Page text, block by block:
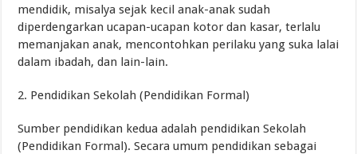
mendidik, misalya sejak kecil anak-anak sudah
diperdengarkan ucapan-ucapan kotor dan kasar, terlalu
memanjakan anak, mencontohkan perilaku yang suka lalai
dalam ibadah, dan lain-lain.
2. Pendidikan Sekolah (Pendidikan Formal)
Sumber pendidikan kedua adalah pendidikan Sekolah
(Pendidikan Formal). Secara umum pendidikan sebagai